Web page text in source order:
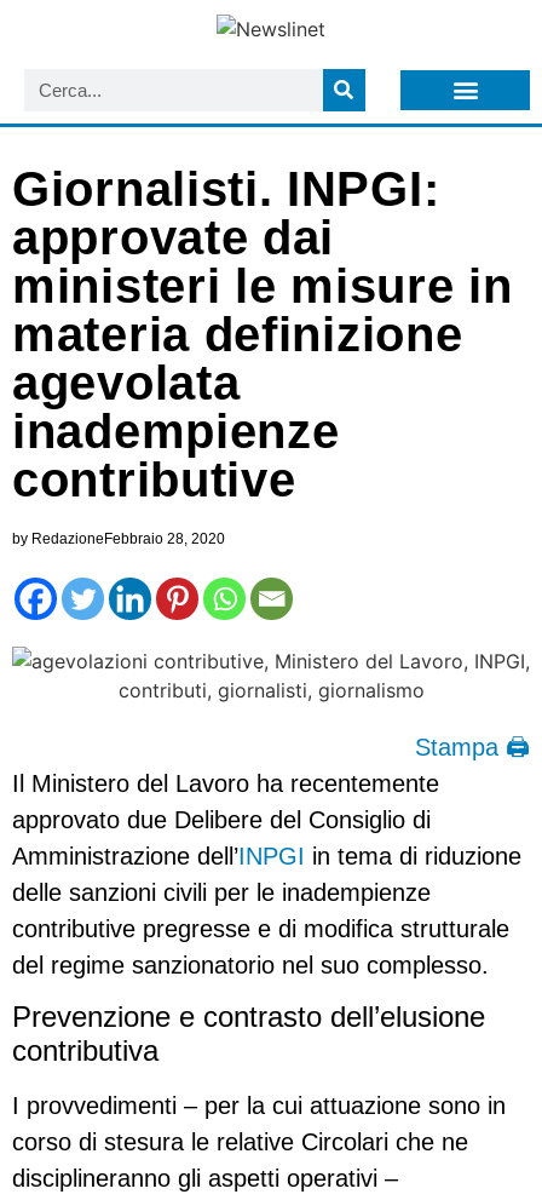
Giornalisti. INPGI:
approvate dai
ministeri le misure in
materia definizione
agevolata
inadempienze
contributive
by RedazioneFebbraio 28, 2020
Stampa 🖨
Il Ministero del Lavoro ha recentemente
approvato due Delibere del Consiglio di
Amministrazione dell’INPGI in tema di riduzione
delle sanzioni civili per le inadempienze
contributive pregresse e di modifica strutturale
del regime sanzionatorio nel suo complesso.
Prevenzione e contrasto dell’elusione
contributiva
I provvedimenti – per la cui attuazione sono in
corso di stesura le relative Circolari che ne
disciplineranno gli aspetti operativi –